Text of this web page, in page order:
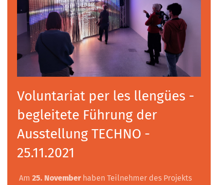
Voluntariat per les llengües -
begleitete Führung der
Ausstellung TECHNO -
25.11.2021
Am 25. Novemberhaben Teilnehmer des Projekts